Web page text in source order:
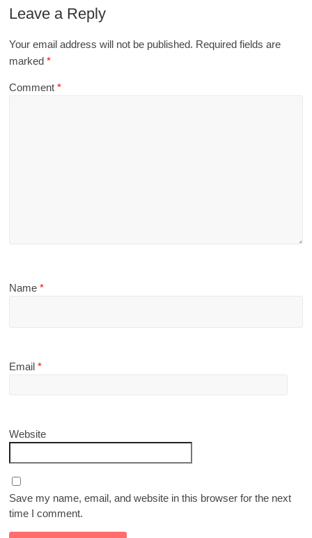
Leave a Reply
Your email address will not be published. Required fields are
marked*
Comment*
Name*
Email*
Website
Save my name, email, and website in this browser for the next
time I comment.